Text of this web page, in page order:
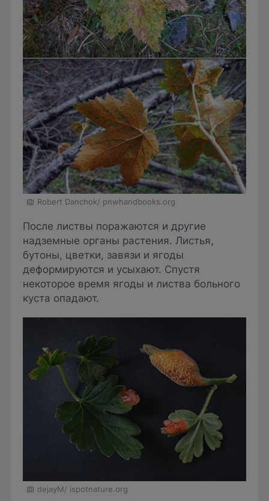
Robert Danchok/ pnwhandbooks.org
После листвы поражаются и другие
надземные органы растения. Листья,
бутоны, цветки, завязи и ягоды
деформируются и усыхают. Спустя
некоторое время ягоды и листва больного
куста опадают.
dejayM/ ispotnature.org